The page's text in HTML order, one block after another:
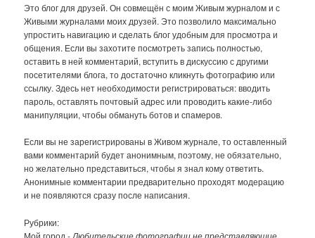
Это блог для друзей. Он совмещён с моим Живым журналом и с
Живыми журналами моих друзей. Это позволило максимально
упростить навигацию и сделать блог удобным для просмотра и
общения. Если вы захотите посмотреть запись полностью,
оставить в ней комментарий, вступить в дискуссию с другими
посетителями блога, то достаточно кликнуть фотографию или
ссылку. Здесь нет необходимости регистрироваться: вводить
пароль, оставлять почтовый адрес или проводить какие-либо
манипуляции, чтобы обмануть ботов и спамеров.
Если вы не зарегистрированы в Живом журнале, то оставленный
вами комментарий будет анонимным, поэтому, не обязательно,
но желательно представиться, чтобы я знал кому ответить.
Анонимные комментарии предварительно проходят модерацию
и не появляются сразу после написания.
Рубрики:
Мой город -Любительские фотографии не представляющие